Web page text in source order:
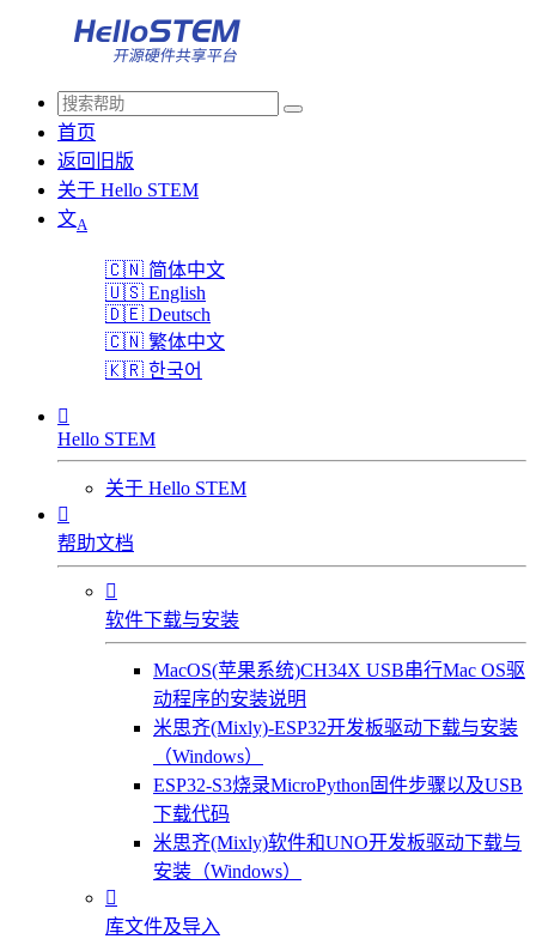
首页
返回旧版
关于 Hello STEM
文A
🇨🇳 简体中文
🇺🇸 English
🇩🇪 Deutsch
🇨🇳 繁体中文
🇰🇷 한국어

Hello STEM
关于 Hello STEM

帮助文档

软件下载与安装
MacOS(苹果系统)CH34X USB串行Mac OS驱
动程序的安装说明
米思齐(Mixly)-ESP32开发板驱动下载与安装
（Windows）
ESP32-S3烧录MicroPython固件步骤以及USB
下载代码
米思齐(Mixly)软件和UNO开发板驱动下载与
安装（Windows）

库文件及导入